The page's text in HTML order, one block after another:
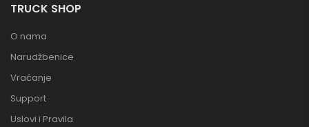
TRUCK SHOP
O nama
Narudžbenice
Vraćanje
Support
Uslovi i Pravila